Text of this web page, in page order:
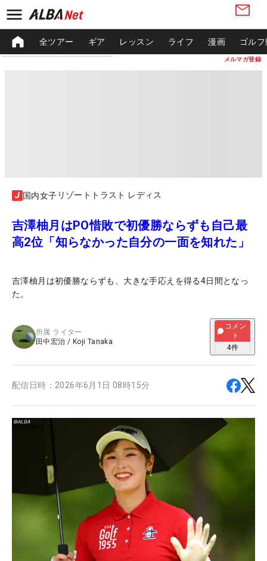
メルマガ登録
全ツアー ギア レッスン ライフ 漫画 ゴル
国内女子 リゾートトラスト レディス
吉澤柚月はPO惜敗で初優勝ならずも自己最
高2位「知らなかった自分の一面を知れた」
吉澤柚月は初優勝ならずも、大きな手応えを得る4日間となっ
た。
所属 ライター
田中宏治 / Koji Tanaka
コメン
ト
4件
配信日時： 2026年6月1日 08時15分